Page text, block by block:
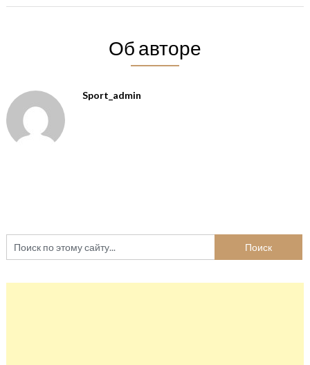
Об авторе
Sport_admin